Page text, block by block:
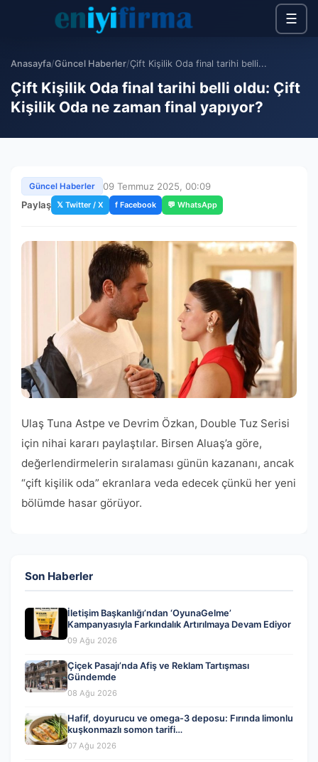
☰
Anasayfa/Güncel Haberler/Çift Kişilik Oda final tarihi belli...
Çift Kişilik Oda final tarihi belli oldu: Çift
Kişilik Oda ne zaman final yapıyor?
Güncel Haberler
09 Temmuz 2025, 00:09
Paylaş 𝕏 Twitter / X f Facebook 💬 WhatsApp
Ulaş Tuna Astpe ve Devrim Özkan, Double Tuz Serisi
için nihai kararı paylaştılar. Birsen Aluaş’a göre,
değerlendirmelerin sıralaması günün kazananı, ancak
“çift kişilik oda” ekranlara veda edecek çünkü her yeni
bölümde hasar görüyor.
Son Haberler
İletişim Başkanlığı’ndan ‘OyunaGelme’
Kampanyasıyla Farkındalık Artırılmaya Devam Ediyor
09 Ağu 2026
Çiçek Pasajı’nda Afiş ve Reklam Tartışması
Gündemde
08 Ağu 2026
Hafif, doyurucu ve omega-3 deposu: Fırında limonlu
kuşkonmazlı somon tarifi…
07 Ağu 2026